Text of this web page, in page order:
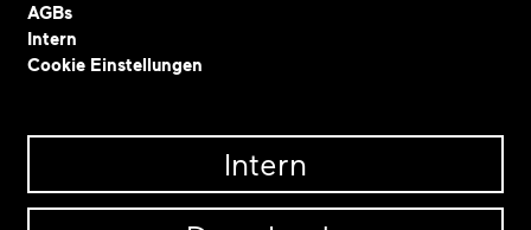
AGBs
Intern
Cookie Einstellungen
Intern